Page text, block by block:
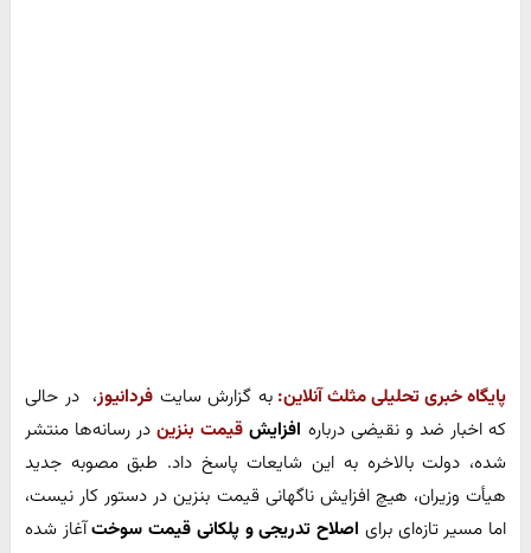
پایگاه خبری تحلیلی مثلث آنلاین: به گزارش سایت فردانیوز، در حالی‌
که اخبار ضد و نقیضی درباره افزایش قیمت بنزیندر رسانه‌ها منتشر
شده، دولت بالاخره به این شایعات پاسخ داد. طبق مصوبه جدید
هیأت وزیران، هیچ افزایش ناگهانی قیمت بنزین در دستور کار نیست،
اما مسیر تازه‌ای برای اصلاح تدریجی و پلکانی قیمت سوختآغاز شده